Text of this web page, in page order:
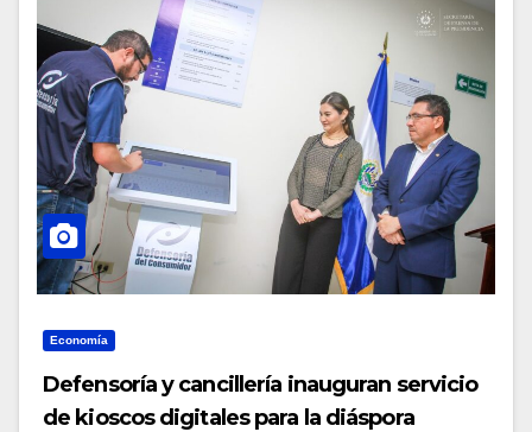
Economía
Defensoría y cancillería inauguran servicio
de kioscos digitales para la diáspora